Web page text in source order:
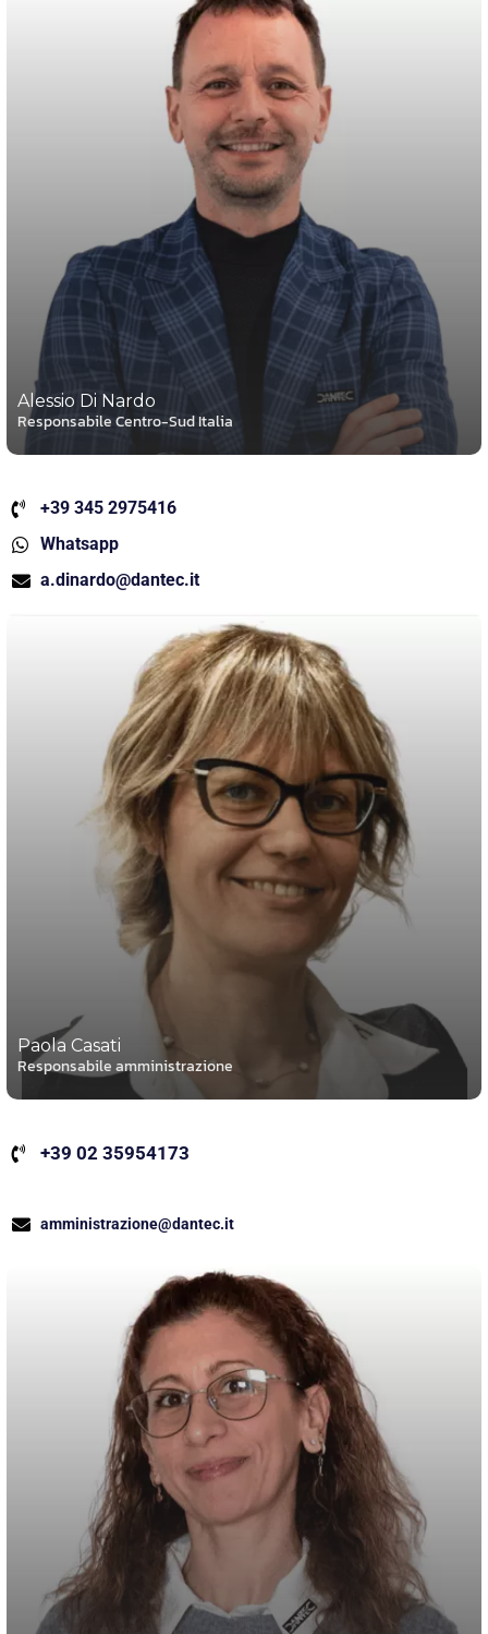
Alessio Di Nardo
Responsabile Centro-Sud Italia
+39 345 2975416
Whatsapp
a.dinardo@dantec.it
Paola Casati
Responsabile amministrazione
+39 02 35954173
amministrazione@dantec.it